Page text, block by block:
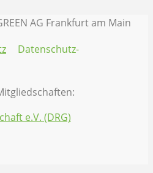
AG Frankfurt am Main
Datenschutz-